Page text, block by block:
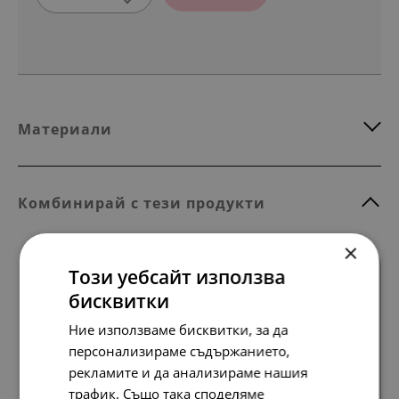
Материали
Комбинирай с тези продукти
×
Този уебсайт използва
бисквитки
Ние използваме бисквитки, за да
персонализираме съдържанието,
рекламите и да анализираме нашия
трафик. Също така споделяме